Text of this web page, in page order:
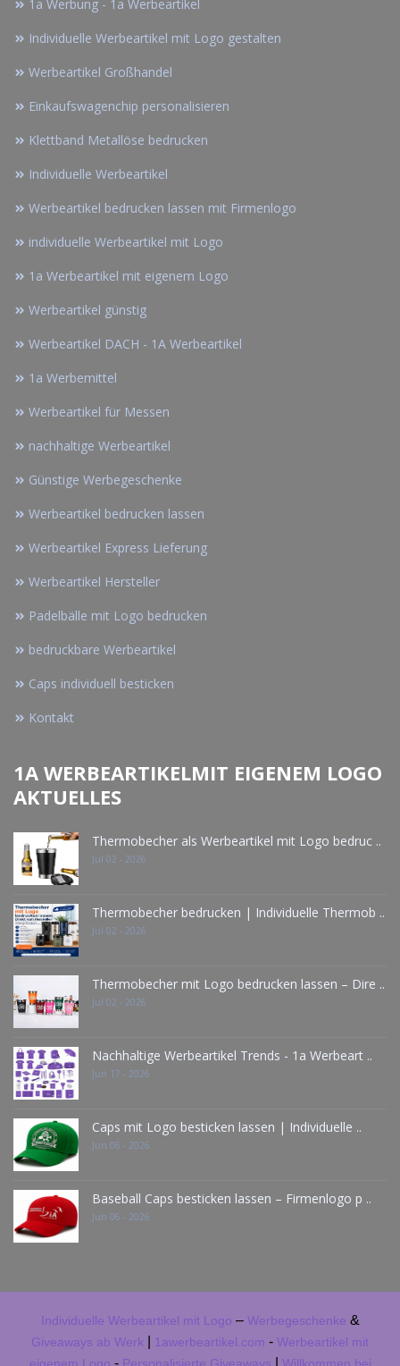
1a Werbung - 1a Werbeartikel
Individuelle Werbeartikel mit Logo gestalten
Werbeartikel Großhandel
Einkaufswagenchip personalisieren
Klettband Metallöse bedrucken
Individuelle Werbeartikel
Werbeartikel bedrucken lassen mit Firmenlogo
individuelle Werbeartikel mit Logo
1a Werbeartikel mit eigenem Logo
Werbeartikel günstig
Werbeartikel DACH - 1A Werbeartikel
1a Werbemittel
Werbeartikel für Messen
nachhaltige Werbeartikel
Günstige Werbegeschenke
Werbeartikel bedrucken lassen
Werbeartikel Express Lieferung
Werbeartikel Hersteller
Padelbälle mit Logo bedrucken
bedruckbare Werbeartikel
Caps individuell besticken
Kontakt
1A WERBEARTIKELMIT EIGENEM LOGO
AKTUELLES
Thermobecher als Werbeartikel mit Logo bedruc ..
Jul 02 - 2026
Thermobecher bedrucken | Individuelle Thermob ..
Jul 02 - 2026
Thermobecher mit Logo bedrucken lassen – Dire ..
Jul 02 - 2026
Nachhaltige Werbeartikel Trends - 1a Werbeart ..
Jun 17 - 2026
Caps mit Logo besticken lassen | Individuelle ..
Jun 06 - 2026
Baseball Caps besticken lassen – Firmenlogo p ..
Jun 06 - 2026
Individuelle Werbeartikel mit Logo – Werbegeschenke &
Giveaways ab Werk 1awerbeartikel.com - Werbeartikel mit
-